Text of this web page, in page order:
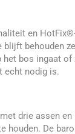
en
behouden
bos ingaat
echt nodig is.
drie assen
houden. De